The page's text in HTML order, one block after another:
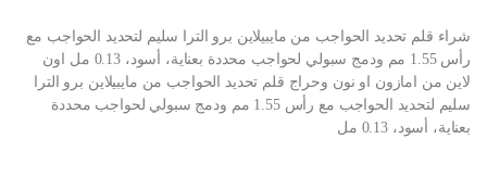
شراء قلم تحديد الحواجب من مايبيلاين برو الترا سليم لتحديد الحواجب مع
رأس 1.55 مم ودمج سبولي لحواجب محددة بعناية، أسود، 0.13 مل اون
لاين من امازون او نون وحراج قلم تحديد الحواجب من مايبيلاين برو الترا
سليم لتحديد الحواجب مع رأس 1.55 مم ودمج سبولي لحواجب محددة
بعناية، أسود، 0.13 مل